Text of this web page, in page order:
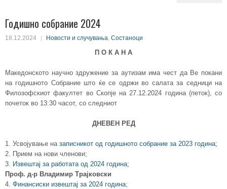
Годишно собрание 2024
18.12.2024 Новости и случувања, Состаноци
П О К А Н А
Македонското научно здружение за аутизам има чест да Ве покани
на годишното Собрание што ќе се одржи во салата за седници на
Филозофскиот факултет во Скопје на 27.12.2024 година (петок), со
почеток во 13:30 часот, со следниот
ДНЕВЕН РЕД
1. Усвојување на записникот од годишното собрание за 2023 година;
2. Прием на нови членови;
3. Извештај за работата од 2024 година;
Проф. д-р Владимир Трајковски
4. Финансиски извештај за 2024 година;